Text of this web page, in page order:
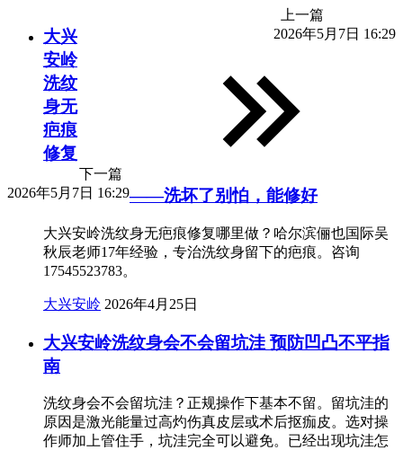
上一篇
2026年5月7日 16:29
下一篇
2026年5月7日 16:29
大兴
安岭
洗纹
身无
疤痕
修复
——洗坏了别怕，能修好
大兴安岭洗纹身无疤痕修复哪里做？哈尔滨俪也国际吴
秋辰老师17年经验，专治洗纹身留下的疤痕。咨询
17545523783。
大兴安岭 2026年4月25日
大兴安岭洗纹身会不会留坑洼 预防凹凸不平指
南
洗纹身会不会留坑洼？正规操作下基本不留。留坑洼的
原因是激光能量过高灼伤真皮层或术后抠痂皮。选对操
作师加上管住手，坑洼完全可以避免。已经出现坑洼怎